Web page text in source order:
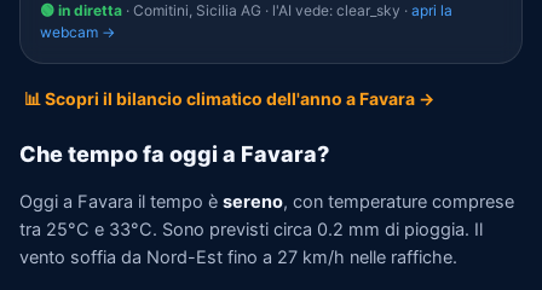
🟢 in diretta · Comitini, Sicilia AG · l'AI vede: clear_sky · apri la
webcam →
📊 Scopri il bilancio climatico dell'anno a Favara →
Che tempo fa oggi a Favara?
Oggi a Favara il tempo è sereno, con temperature comprese
tra 25°C e 33°C. Sono previsti circa 0.2 mm di pioggia. Il
vento soffia da Nord-Est fino a 27 km/h nelle raffiche.